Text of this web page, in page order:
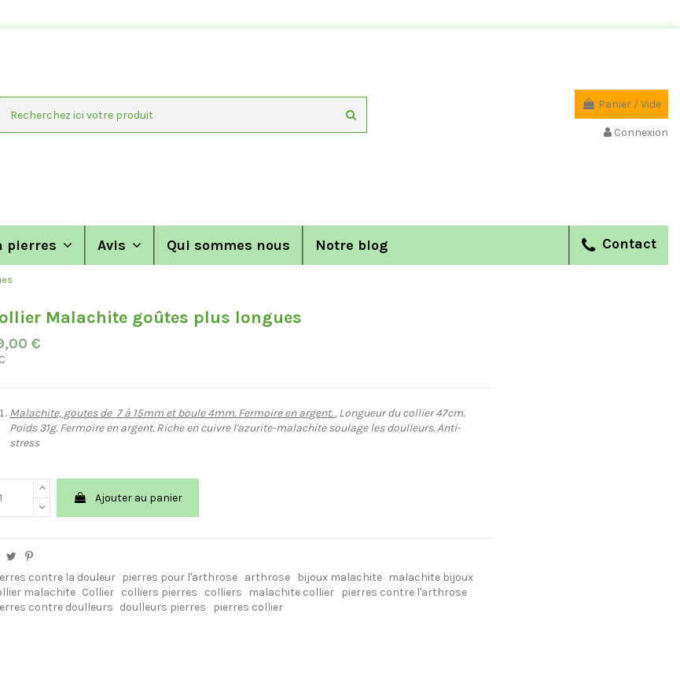
Panier / Vide
Connexion
pierres Avis Contact
Qui sommes nous Notre blog
Malachite goûtes plus longues
€
Malachite, goutes de 7 à 15mm et boule 4mm. Fermoire en argent. .Longueur du collier 47cm.
Poids 31g. Fermoire en argent. Riche en cuivre l'azurite-malachite soulage les doulleurs. Anti-
stress
Ajouter au panier
contre la douleur pierres pour l'arthrose arthrose bijoux malachite
malachite bijoux
malachite Collier colliers pierres colliers malachite collier
pierres contre l'arthrose
contre doulleurs doulleurs pierres pierres collier